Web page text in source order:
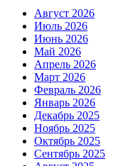
Август 2026
Июль 2026
Июнь 2026
Май 2026
Апрель 2026
Март 2026
Февраль 2026
Январь 2026
Декабрь 2025
Ноябрь 2025
Октябрь 2025
Сентябрь 2025